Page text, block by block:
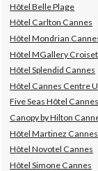
Hôtel Belle Plage
Hôtel Carlton Cannes
Hôtel Mondrian
Hôtel MGallery
Hôtel Splendid Cannes
Hôtel Cannes Centre
Five Seas Hôtel Cannes
Canopy by Hilton
Hôtel Martinez
Hôtel Novotel Cannes
Hôtel Simone Cannes